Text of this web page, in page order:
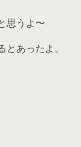
思うよ〜
あったよ。